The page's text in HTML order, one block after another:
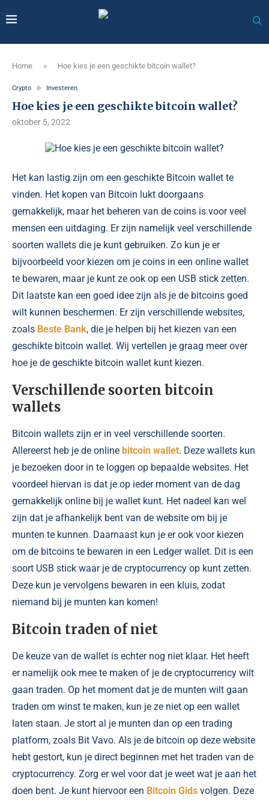
Home » Hoe kies je een geschikte bitcoin wallet?
Crypto Investeren
Hoe kies je een geschikte bitcoin wallet?
oktober 5, 2022
Het kan lastig zijn om een geschikte Bitcoin wallet te
vinden. Het kopen van Bitcoin lukt doorgaans
gemakkelijk, maar het beheren van de coins is voor veel
mensen een uitdaging. Er zijn namelijk veel verschillende
soorten wallets die je kunt gebruiken. Zo kun je er
bijvoorbeeld voor kiezen om je coins in een online wallet
te bewaren, maar je kunt ze ook op een USB stick zetten.
Dit laatste kan een goed idee zijn als je de bitcoins goed
wilt kunnen beschermen. Er zijn verschillende websites,
zoals Beste Bank, die je helpen bij het kiezen van een
geschikte bitcoin wallet. Wij vertellen je graag meer over
hoe je de geschikte bitcoin wallet kunt kiezen.
Verschillende soorten bitcoin
wallets
Bitcoin wallets zijn er in veel verschillende soorten.
Allereerst heb je de online bitcoin wallet. Deze wallets kun
je bezoeken door in te loggen op bepaalde websites. Het
voordeel hiervan is dat je op ieder moment van de dag
gemakkelijk online bij je wallet kunt. Het nadeel kan wel
zijn dat je afhankelijk bent van de website om bij je
munten te kunnen. Daarnaast kun je er ook voor kiezen
om de bitcoins te bewaren in een Ledger wallet. Dit is een
soort USB stick waar je de cryptocurrency op kunt zetten.
Deze kun je vervolgens bewaren in een kluis, zodat
niemand bij je munten kan komen!
Bitcoin traden of niet
De keuze van de wallet is echter nog niet klaar. Het heeft
er namelijk ook mee te maken of je de cryptocurrency wilt
gaan traden. Op het moment dat je de munten wilt gaan
traden om winst te maken, kun je ze niet op een wallet
laten staan. Je stort al je munten dan op een trading
platform, zoals Bit Vavo. Als je de bitcoin op deze website
hebt gestort, kun je direct beginnen met het traden van de
cryptocurrency. Zorg er wel voor dat je weet wat je aan het
doen bent. Je kunt hiervoor een Bitcoin Gids volgen. Deze